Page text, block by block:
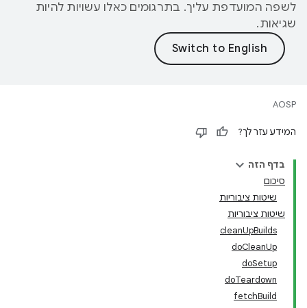
לשפה המועדפת עליך. בתרגומים כאלו עשויות להיות
שגיאות.
AOSP
המידע עזר לך?
בדף הזה
סיכום
שיטות ציבוריות
שיטות ציבוריות
cleanUpBuilds
doCleanUp
doSetup
doTeardown
fetchBuild